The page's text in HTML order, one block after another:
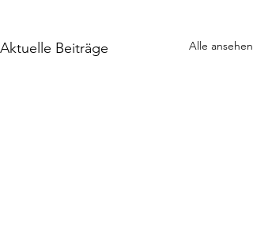
Aktuelle Beiträge Alle ansehen